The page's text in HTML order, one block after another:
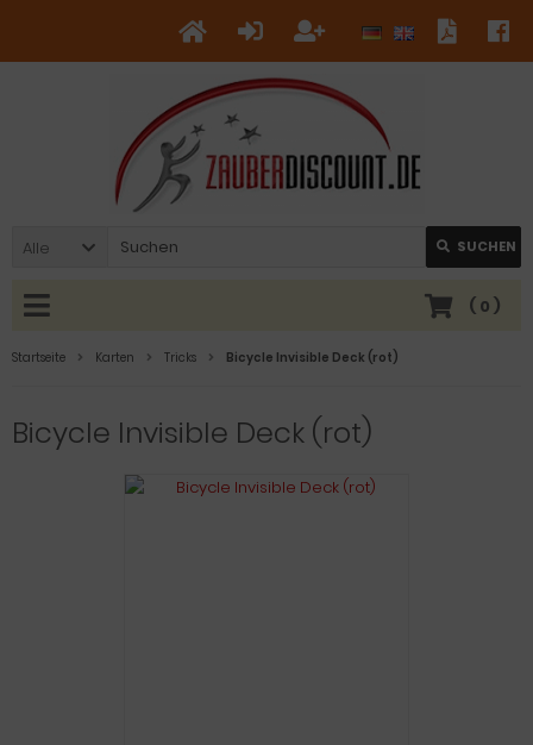
Alle SUCHEN
( 0 )
Startseite Karten Tricks Bicycle Invisible Deck (rot)
Bicycle Invisible Deck (rot)